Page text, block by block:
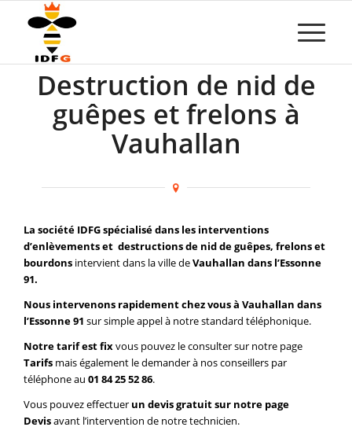
Destruction de nid de
guêpes et frelons à
Vauhallan
La société IDFG spécialisé dans les interventions
d’enlèvements et destructions de nid de guêpes, frelons et
bourdons intervient dans la ville deVauhallan dans l’Essonne
91.
Nous intervenons rapidement chez vous à Vauhallan dans
l’Essonne 91 sur simple appel à notre standard téléphonique.
Notre tarif est fixvous pouvez le consulter sur notre page
Tarifs mais également le demander à nos conseillers par
téléphone au 01 84 25 52 86.
Vous pouvez effectuer un devis gratuit sur notre page
Devisavant l’intervention de notre technicien.